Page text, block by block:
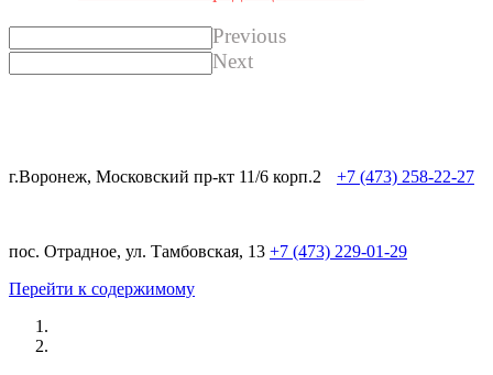
Previous
Next
г.Воронеж, Московский пр-кт 11/6 корп.2 +7 (473) 258-22-27
пос. Отрадное, ул. Тамбовская, 13 +7 (473) 229-01-29
Перейти к содержимому